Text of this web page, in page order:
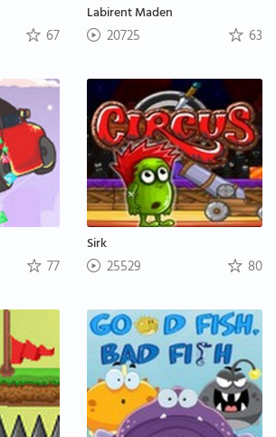
67
Labirent Maden
20725 63
77
Sirk
25529 80